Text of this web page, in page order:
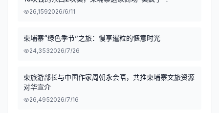
26,1592026/6/11
柬埔寨“绿色季节”之旅：慢享暹粒的惬意时光
24,3532026/7/26
柬旅游部长与中国作家周朝永会晤，共推柬埔寨文旅资源
对华宣介
26,4952026/7/16